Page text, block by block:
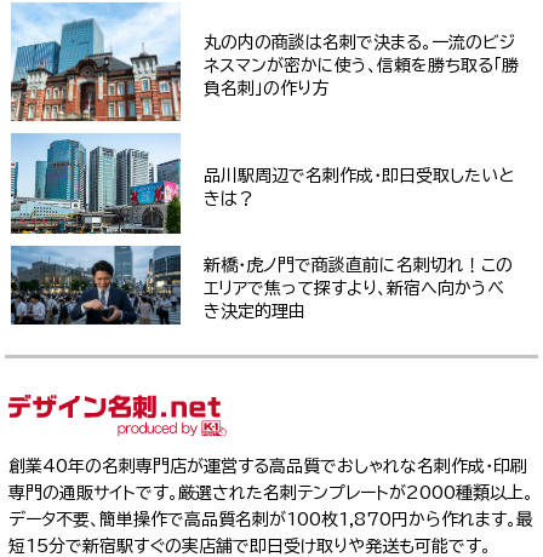
丸の内の商談は名刺で決まる。一流のビジ
ネスマンが密かに使う、信頼を勝ち取る「勝
負名刺」の作り方
品川駅周辺で名刺作成・即日受取したいと
きは？
新橋・虎ノ門で商談直前に名刺切れ！この
エリアで焦って探すより、新宿へ向かうべ
き決定的理由
創業40年の名刺専門店が運営する高品質でおしゃれな名刺作成・印刷
専門の通販サイトです。厳選された名刺テンプレートが2000種類以上。
データ不要、簡単操作で高品質名刺が100枚1,870円から作れます。最
短15分で新宿駅すぐの実店舗で即日受け取りや発送も可能です。